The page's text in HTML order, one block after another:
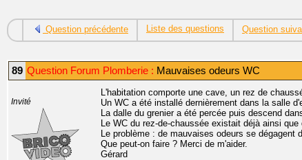
Question précédente Liste des questions Question
89 Question Forum Plomberie : Mauvaises odeurs WC
Invité
L'habitation comporte une cave, un rez de
Un WC a été installé dernièrement dans la salle
La dalle du grenier a été percée puis descend
Le WC du rez-de-chaussée existait déjà ainsi
Le problème : de mauvaises odeurs se
Que peut-on faire ? Merci de m'aider.
Gérard